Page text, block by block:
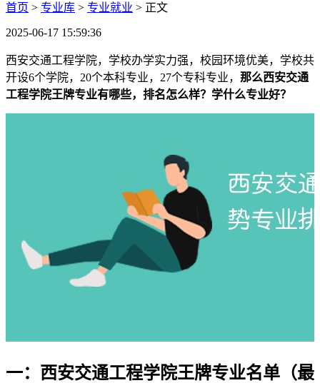
首页 > 专业库 > 专业就业 > 正文
2025-06-17 15:59:36
西安交通工程学院，学校办学实力强，校园环境优美，学校共
开设6个学院，20个本科专业，27个专科专业， 那么西安交通
工程学院王牌专业有哪些，排名怎么样？学什么专业好？
一：西安交通工程学院王牌专业名单（最